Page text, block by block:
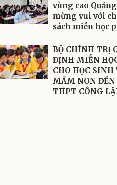
vùng cao
mừng vui với
sách miễn học
BỘ CHÍNH TRỊ
ĐỊNH MIỄN
CHO HỌC SINH
MẦM NON ĐẾN
THPT CÔNG